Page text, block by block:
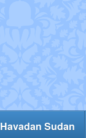
Havadan Sudan